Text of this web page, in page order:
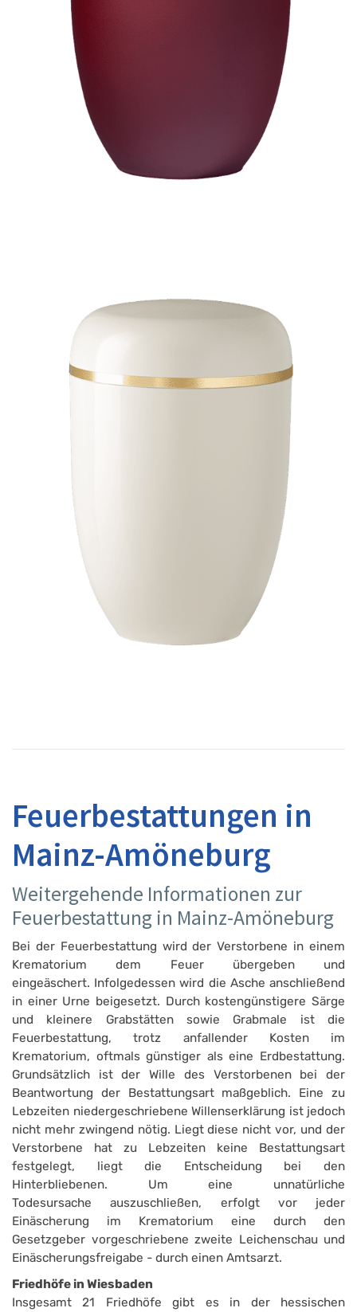
Feuerbestattungen in
Mainz-Amöneburg
Weitergehende Informationen zur
Feuerbestattung in Mainz-Amöneburg
Bei der Feuerbestattung wird der Verstorbene in einem
Krematorium dem Feuer übergeben und
eingeäschert. Infolgedessen wird die Asche anschließend
in einer Urne beigesetzt. Durch kostengünstigere Särge
und kleinere Grabstätten sowie Grabmale ist die
Feuerbestattung, trotz anfallender Kosten im
Krematorium, oftmals günstiger als eine Erdbestattung.
Grundsätzlich ist der Wille des Verstorbenen bei der
Beantwortung der Bestattungsart maßgeblich. Eine zu
Lebzeiten niedergeschriebene Willenserklärung ist jedoch
nicht mehr zwingend nötig. Liegt diese nicht vor, und der
Verstorbene hat zu Lebzeiten keine Bestattungsart
festgelegt, liegt die Entscheidung bei den
Hinterbliebenen. Um eine unnatürliche
Todesursache auszuschließen, erfolgt vor jeder
Einäscherung im Krematorium eine durch den
Gesetzgeber vorgeschriebene zweite Leichenschau und
Einäscherungsfreigabe - durch einen Amtsarzt.
Friedhöfe in Wiesbaden
Insgesamt 21 Friedhöfe gibt es in der hessischen